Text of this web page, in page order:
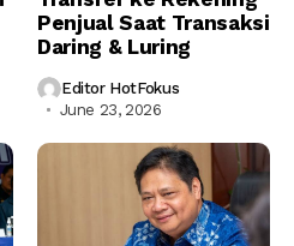
Penjual Saat Transaksi
Daring & Luring
Editor HotFokus
June 23, 2026